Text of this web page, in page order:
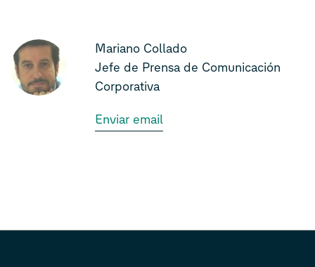
Mariano Collado
Jefe de Prensa de Comunicación
Corporativa
Enviar email